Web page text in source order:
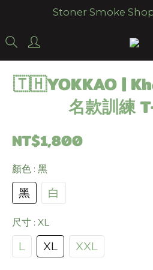
Stoner Smoke
🇹🇭YOKKAO |
名款訓練
NT$1,800
顏色 : 黑
黑 白
尺寸 : XL
L XL XXL